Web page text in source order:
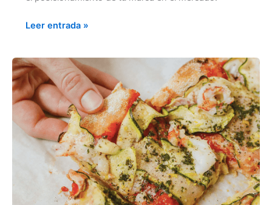
Leer entrada »
LA
RESONANCIA
DE
MARCA
LE
DA
RELEVANCIA
RESTAURANTE